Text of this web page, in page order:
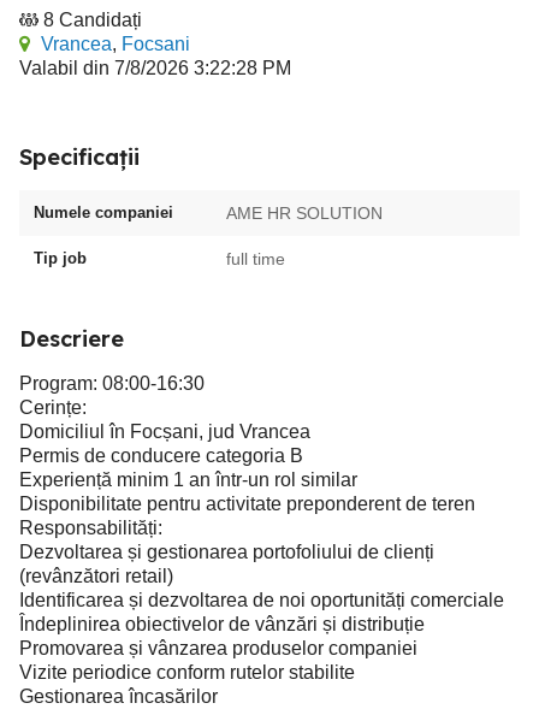
8 Candidați
Vrancea, Focsani
Valabil din 7/8/2026 3:22:28 PM
Specificații
Numele companiei AME HR SOLUTION
Tip job full time
Descriere
Program: 08:00-16:30
Cerințe:
Domiciliul în Focșani, jud Vrancea
Permis de conducere categoria B
Experiență minim 1 an într-un rol similar
Disponibilitate pentru activitate preponderent de teren
Responsabilități:
Dezvoltarea și gestionarea portofoliului de clienți
(revânzători retail)
Identificarea și dezvoltarea de noi oportunități comerciale
Îndeplinirea obiectivelor de vânzări și distribuție
Promovarea și vânzarea produselor companiei
Vizite periodice conform rutelor stabilite
Gestionarea încasărilor